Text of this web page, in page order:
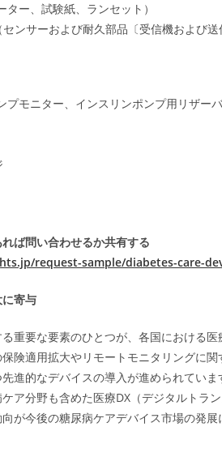
ー、試験紙、ランセット）
ンサーおよび耐久部品〔受信機および送
プモニター、インスリンポンプ用リザー
ば問い合わせるか共有する
request-sample/diabetes-care-
寄与
重要な要素のひとつが、各国における
険適用拡大やリモートモニタリングに
進的なデバイスの導入が進められてい
ア分野も含めた医療DX（デジタルトラ
が今後の糖尿病ケアデバイス市場の発